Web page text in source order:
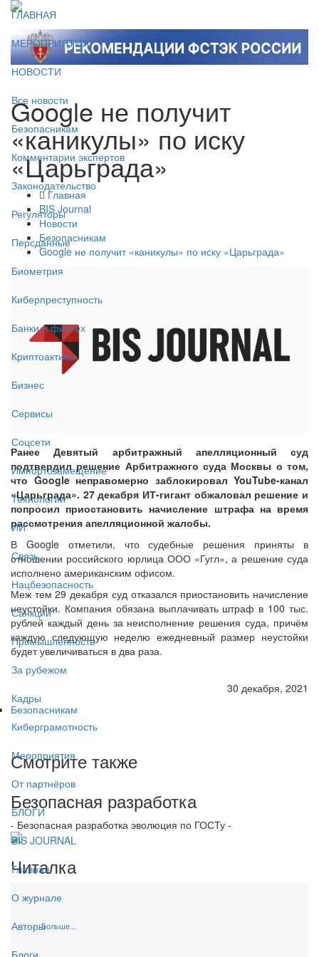
ГЛАВНАЯ
МЕРОПРИЯТИЯ
НОВОСТИ
Все новости
Безопасникам
Комментарии экспертов
Законодательство
Регуляторы
Персданные
Биометрия
Киберпреступность
Банки и финтех
Криптоактивы
Бизнес
Сервисы
Соцсети
Импортозамещение
Технологии
ИИ
Связь
Нацбезопасность
Санкции
Промышленность
За рубежом
Кадры
Киберграмотность
Мероприятия
От партнёров
БЛОГИ
BIS JOURNAL
Главная
О журнале
Авторы
Блоги
Google не получит
«каникулы» по иску
«Царьграда»
Главная
BIS Journal
Новости
Безопасникам
Google не получит «каникулы» по иску «Царьграда»
Ранее Девятый арбитражный апелляционный суд
подтвердил решение Арбитражного суда Москвы о том,
что Google неправомерно заблокировал YouTube-канал
«Царьграда». 27 декабря ИТ-гигант обжаловал решение и
попросил приостановить начисление штрафа на время
рассмотрения апелляционной жалобы.
В Google отметили, что судебные решения приняты в
отношении российского юрлица ООО «Гугл», а решение суда
исполнено американским офисом.
Меж тем 29 декабря суд отказался приостановить начисление
неустойки. Компания обязана выплачивать штраф в 100 тыс.
рублей каждый день за неисполнение решения суда, причём
каждую следующую неделю ежедневный размер неустойки
будет увеличиваться в два раза.
30 декабря, 2021
Безопасникам
Смотрите также
Безопасная разработка
- Безопасная разработка эволюция по ГОСТу -
Читалка
Больше...